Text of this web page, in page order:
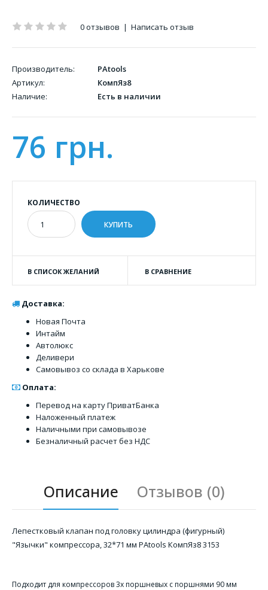
0 отзывов | Написать отзыв
Производитель:
PAtools
Артикул:
КомпЯз8
Наличие:
Есть в наличии
76 грн.
КОЛИЧЕСТВО
В СПИСОК ЖЕЛАНИЙ В СРАВНЕНИЕ
Доставка:
Новая Почта
Интайм
Автолюкс
Деливери
Самовывоз со склада в Харькове
Оплата:
Перевод на карту ПриватБанка
Наложенный платеж
Наличными при самовывозе
Безналичный расчет без НДС
Описание Отзывов (0)
Лепестковый клапан под головку цилиндра (фигурный)
"Язычки" компрессора, 32*71 мм PAtools КомпЯз8 3153
Подходит для компрессоров 3х поршневых с поршнями 90 мм